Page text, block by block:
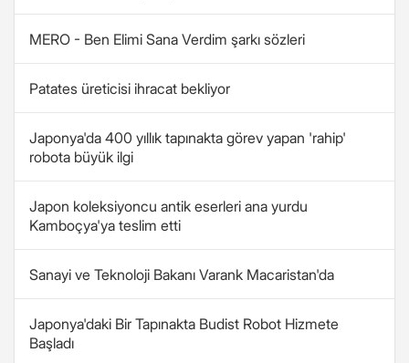
MERO - Ben Elimi Sana Verdim şarkı sözleri
Patates üreticisi ihracat bekliyor
Japonya'da 400 yıllık tapınakta görev yapan 'rahip'
robota büyük ilgi
Japon koleksiyoncu antik eserleri ana yurdu
Kamboçya'ya teslim etti
Sanayi ve Teknoloji Bakanı Varank Macaristan'da
Japonya'daki Bir Tapınakta Budist Robot Hizmete
Başladı